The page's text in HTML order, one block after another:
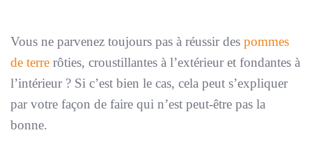
Vous ne parvenez toujours pas à réussir des pommes
de terre rôties, croustillantes à l’extérieur et fondantes à
l’intérieur ? Si c’est bien le cas, cela peut s’expliquer
par votre façon de faire qui n’est peut-être pas la
bonne.